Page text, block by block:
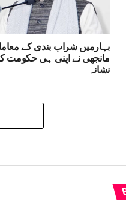
بہارمیں شراب بندی کے
مانجھی نے اپنی ہی حکومت
نشانہ